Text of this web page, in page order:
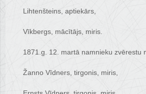
Lihtenšteins, aptiekārs,
Vīkbergs, mācītājs, miris.
1871.g. 12. martā namnieku zvērestu
Žanno Vīdners, tirgonis, miris,